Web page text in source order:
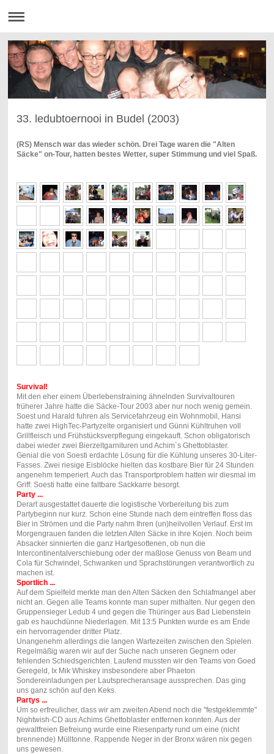
33. ledubtoernooi in Budel (2003)
(RS) Mensch war das wieder schön. Drei Tage waren die "Alten
Säcke" on-Tour, hatten bestes Wetter, super Stimmung und viel Spaß.
Survival!
Mit den eher einem Überlebenstraining ähnelnden Survivaltouren
früherer Jahre hatte die Säcke-Tour 2003 aber nur noch wenig gemein.
Soest und Harald fuhren als Servicefahrzeug ein Wohnmobil, Hansi
hatte zwei HighTec-Partyzelte organisiert und Günni Kühltruhen voll
Grillfleisch und Frühstücksverpflegung eingekauft. Schon obligatorisch
dabei wieder zwei Bierzeltgarnituren und Achim´s Ghettoblaster.
Genial die von Soesti erdachte Lösung für die Kühlung unseres 30-Liter-
Fasses. Zwei riesige Eisblöcke hielten das kostbare Bier für 24 Stunden
angenehm temperiert. Auch das Transportproblem hatten wir diesmal im
Griff: Soesti hatte eine faltbare Sackkarre besorgt.
Party ...
Derart ausgestattet dauerte die logistische Vorbereitung bis zum
Partybeginn nur kurz. Schon eine Stunde nach dem eintreffen floss das
Bier in Strömen und die Party nahm Ihren (un)heilvollen Verlauf. Erst im
Morgengrauen fanden die letzten Alten Säcke in ihre Kojen. Noch beim
Absacker sinnierten die ganz Hartgesottenen, ob nun die
Intercontinentalverschiebung oder der maßlose Genuss von Beam und
Cola für Schwindel, Schwanken und Sprachstörungen verantwortlich zu
machen ist.
Sportlich ...
Auf dem Spielfeld merkte man den Alten Säcken den Schlafmangel aber
nicht an. Gegen alle Teams konnte man super mithalten. Nur gegen den
Gruppensieger Ledub 4 und gegen die Thüringer aus Bad Liebenstein
gab es hauchdünne Niederlagen. Mit 13:5 Punkten wurde es am Ende
ein hervorragender dritter Platz.
Unangenehm allerdings die langen Wartezeiten zwischen den Spielen.
Regelmäßig waren wir auf der Suche nach unseren Gegnern oder
fehlenden Schiedsgerichten. Laufend mussten wir den Teams von Goed
Geregeld, Ix Mik Whiskey insbesondere aber Phaeton
Sondereinladungen per Lautsprecheransage aussprechen. Das ging
uns ganz schön auf den Keks.
Partys ...
Um so erfreulicher, dass wir am zweiten Abend noch die "festgeklemmte"
Nightwish-CD aus Achims Ghettoblaster entfernen konnten. Aus der
gewaltfreien Befreiung wurde eine Riesenparty rund um eine (nicht
brennende) Mülltonne. Rappende Neger in der Bronx wären nix gegen
uns gewesen.